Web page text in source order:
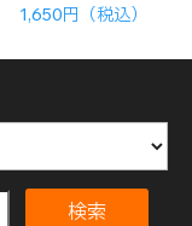
1,650円（税込）
検索